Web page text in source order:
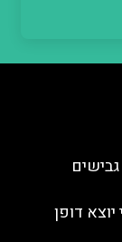
דופן